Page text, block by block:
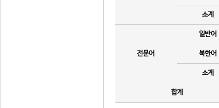
소계
전문어
일반어
북한어
소계
합계